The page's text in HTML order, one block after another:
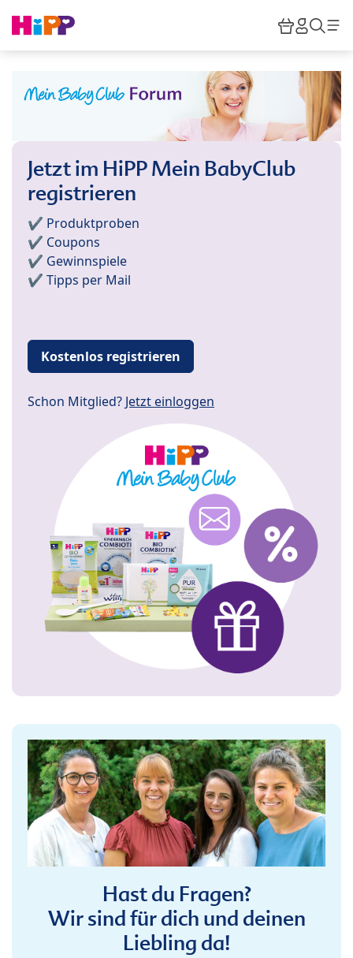
HiPP
Jetzt im HiPP Mein BabyClub
registrieren
✔️ Produktproben
✔️ Coupons
✔️ Gewinnspiele
✔️ Tipps per Mail
Kostenlos registrieren
Schon Mitglied? Jetzt einloggen
Hast du Fragen?
Wir sind für dich und deinen
Liebling da!